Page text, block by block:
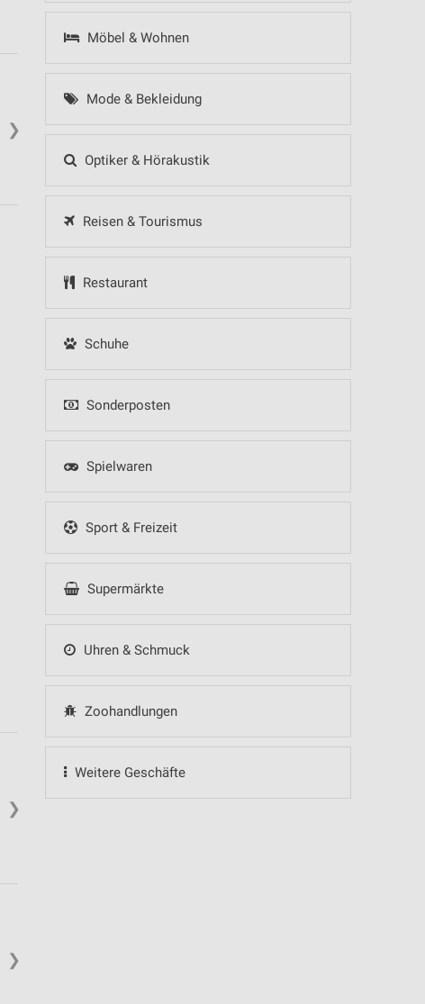
Möbel & Wohnen
Mode & Bekleidung
Optiker & Hörakustik
Reisen & Tourismus
Restaurant
Schuhe
Sonderposten
Spielwaren
Sport & Freizeit
Supermärkte
Uhren & Schmuck
Zoohandlungen
Weitere Geschäfte
❯
❯
❯